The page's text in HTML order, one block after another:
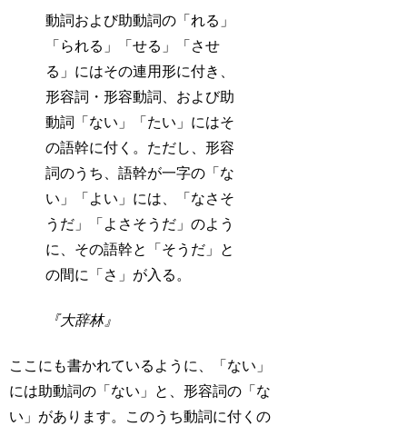
動詞および助動詞の「れる」
「られる」「せる」「させ
る」にはその連用形に付き、
形容詞・形容動詞、および助
動詞「ない」
「たい」にはそ
の語幹に付く。ただし、形容
詞のうち、語幹が一字の「な
い」
「よい」には、「なさそ
うだ」「よさそうだ」のよう
に、その語幹と「そうだ」と
の間に「さ」が入る。
『大辞林』
ここにも書かれているように、「ない」
には助動詞の「ない」 と、形容詞の「な
い」 があります。このうち動詞に付くの